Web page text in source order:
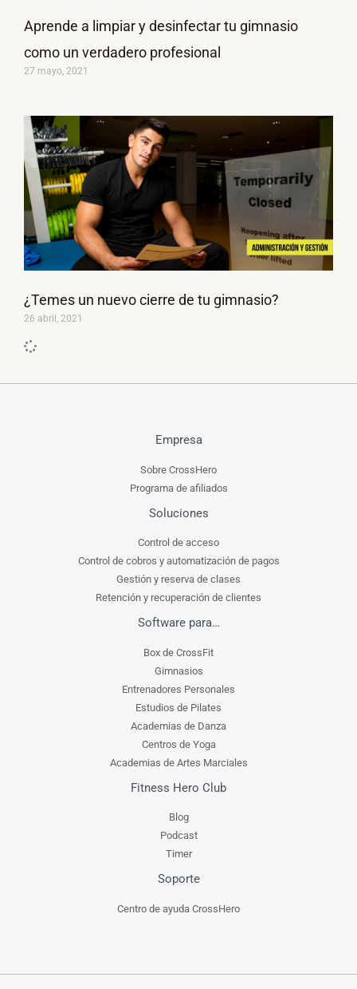
Aprende a limpiar y desinfectar tu gimnasio
como un verdadero profesional
27 mayo, 2021
¿Temes un nuevo cierre de tu gimnasio?
26 abril, 2021
Empresa
Sobre CrossHero
Programa de afiliados
Soluciones
Control de acceso
Control de cobros y automatización de pagos
Gestión y reserva de clases
Retención y recuperación de clientes
Software para…
Box de CrossFit
Gimnasios
Entrenadores Personales
Estudios de Pilates
Academias de Danza
Centros de Yoga
Academias de Artes Marciales
Fitness Hero Club
Blog
Podcast
Timer
Soporte
Centro de ayuda CrossHero